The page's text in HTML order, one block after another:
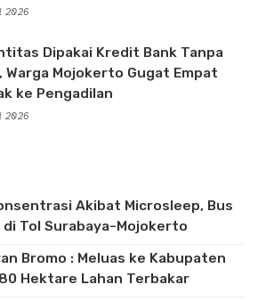
2026
Dipakai Kredit Bank Tanpa
Warga Mojokerto Gugat Empat
ke Pengadilan
2026
Akibat Microsleep, Bus
di Tol Surabaya-Mojokerto
Bromo : Meluas ke Kabupaten
Hektare Lahan Terbakar